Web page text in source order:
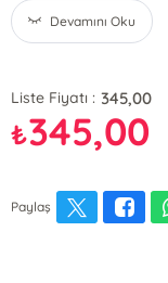
Devamını Oku
Liste Fiyatı : 345,00
₺345,00
Paylaş